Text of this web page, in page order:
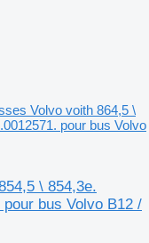
Volvo voith 864,5 \
pour bus Volvo
\ 854,3e.
bus Volvo B12 /